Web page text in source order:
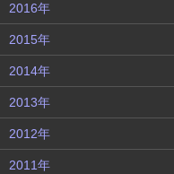
2016年
2015年
2014年
2013年
2012年
2011年